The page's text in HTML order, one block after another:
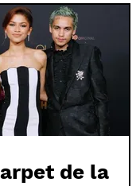
de la